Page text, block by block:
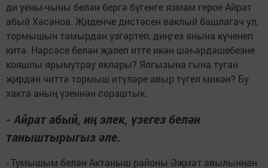
ди уены-чыны белән бергә бүгенге язмам герое Айрат
абый Хәсәнов. Җиденче дистәсен ваклый башлагач ул,
тормышын тамырдан үзгәртеп, диңгез янына күченеп
китә. Нәрсәсе белән җәлеп итте икән шәһәрдәшебезне
кояшлы ярымутрау яклары? Ялгызына гына туган
җирдән читтә тормыш итүләре авыр түгел микән? Бу
хакта аның үзеннән сораштык.
- Айрат абый, иң элек, үзегез белән
таныштырыгыз әле.
- Тумышым белән Актаныш районы Әҗмәт авылыннан